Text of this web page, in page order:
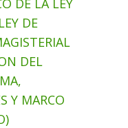
DE LA LEY
DE
DEL
Y MARCO